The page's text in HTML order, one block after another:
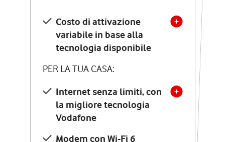
Costo di attivazione
variabile in base alla
tecnologia disponibile
PER LA TUA CASA:
Internet senza limiti, con
la migliore tecnologia
Vodafone
Modem con Wi-Fi 6
Costo di attivazione
variabile in base alla
tecnologia disponibile
PER LA TUA CASA:
Internet senza limiti, con
la migliore tecnologia
Vodafone
Modem Seven con Wi-Fi 7